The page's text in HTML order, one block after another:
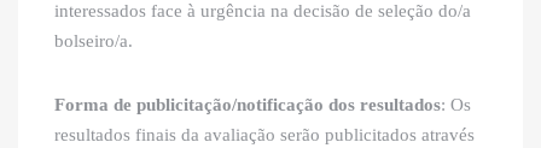
interessados face à urgência na decisão de seleção do/a
bolseiro/a.
Forma de publicitação/notificação dos resultados: Os
resultados finais da avaliação serão publicitados através